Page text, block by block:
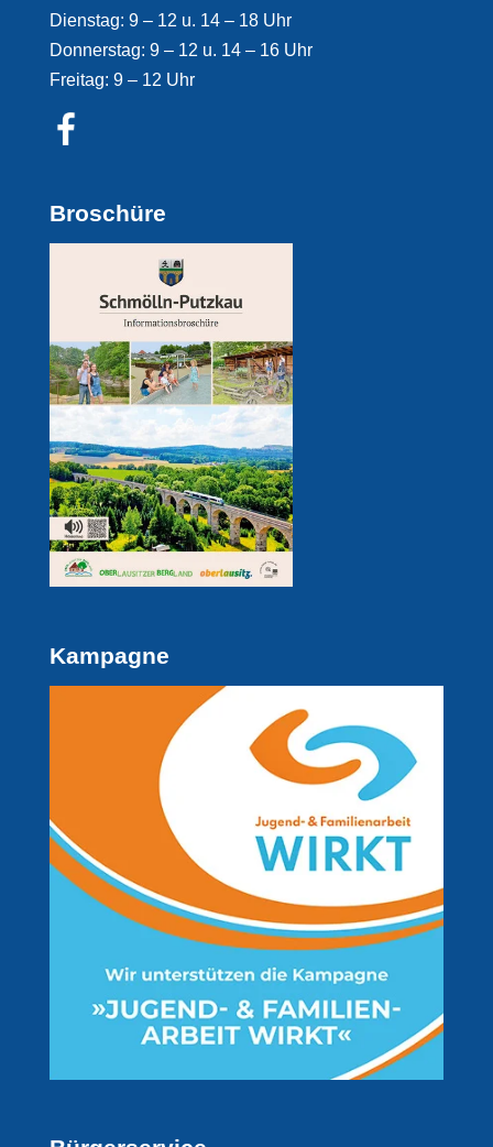
Dienstag: 9 – 12 u. 14 – 18 Uhr
Donnerstag: 9 – 12 u. 14 – 16 Uhr
Freitag: 9 – 12 Uhr
Broschüre
Kampagne